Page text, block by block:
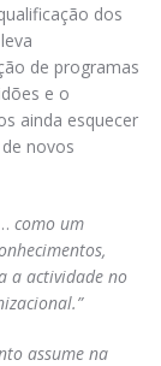
dos
de programas
e o
ainda esquecer
novos
como um
a actividade no
assume na